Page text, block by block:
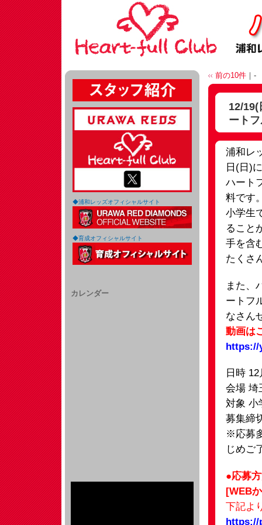
前の10件 ｜-
12/19(
ート
浦和レ
日(日)
ハート
料です
小学生
ること
手を含
たくさ
また、
ートフ
なさん
動画は
https://
日時
会場 埼
対象 小
募集締
※応募
じめご
●応募
[WEB
下記よ
https://
◆浦和レッズオフィシャルサイト
◆育成オフィシャルサイト
カレンダー